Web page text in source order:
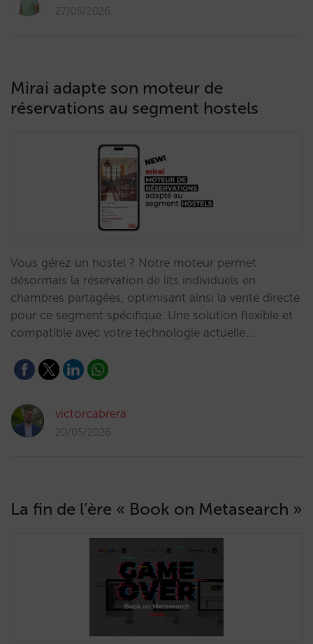
27/05/2026
Mirai adapte son moteur de
réservations au segment hostels
Vous gérez un hostel ? Notre moteur permet
désormais la réservation de lits individuels en
chambres partagées, optimisant ainsi la vente directe
pour ce segment spécifique. Une solution flexible et
compatible avec votre technologie actuelle.…
victorcabrera
20/05/2026
La fin de l’ère « Book on Metasearch »